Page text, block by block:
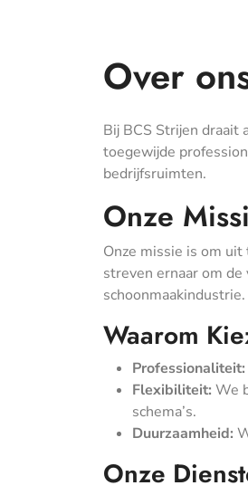
Over
Bij BCS Strijen draait
toegewijde
bedrijfsruimten.
Onze
Onze missie is om
streven ernaar om
schoonmaakindustrie.
Waarom
Professionaliteit:
Flexibiliteit: We
schema’s.
Duurzaamheid:
Onze